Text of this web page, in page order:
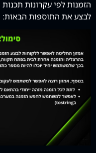
הזמנות לפי עקרונות
לבצע את התוספות הבאות: